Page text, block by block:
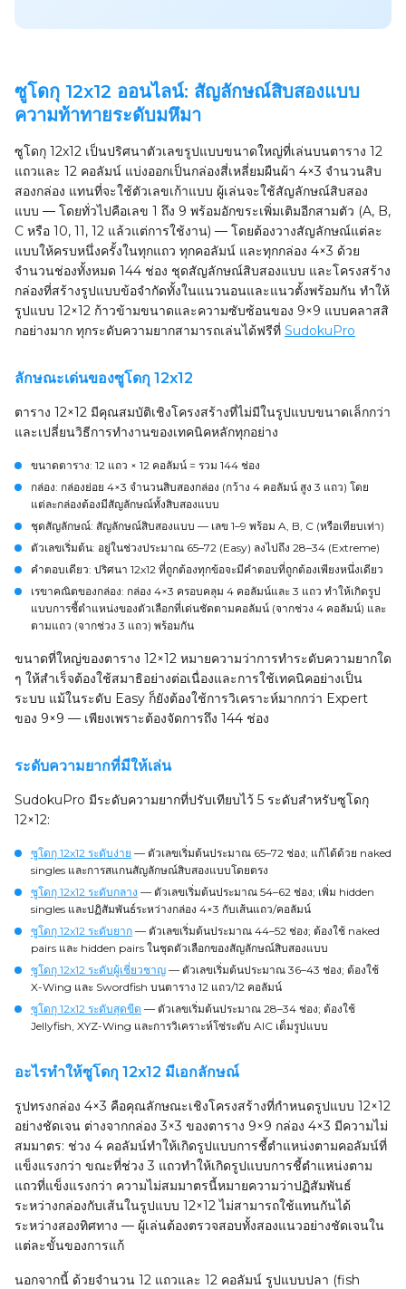
ซูโดกุ 12x12 ออนไลน์: สัญลักษณ์สิบสองแบบ
ความท้าทายระดับมหึมา
ซูโดกุ 12x12 เป็นปริศนาตัวเลขรูปแบบขนาดใหญ่ที่เล่นบนตาราง 12
แถวและ 12 คอลัมน์ แบ่งออกเป็นกล่องสี่เหลี่ยมผืนผ้า 4×3 จำนวนสิบ
สองกล่อง แทนที่จะใช้ตัวเลขเก้าแบบ ผู้เล่นจะใช้สัญลักษณ์สิบสอง
แบบ — โดยทั่วไปคือเลข 1 ถึง 9 พร้อมอักขระเพิ่มเติมอีกสามตัว (A, B,
C หรือ 10, 11, 12 แล้วแต่การใช้งาน) — โดยต้องวางสัญลักษณ์แต่ละ
แบบให้ครบหนึ่งครั้งในทุกแถว ทุกคอลัมน์ และทุกกล่อง 4×3 ด้วย
จำนวนช่องทั้งหมด 144 ช่อง ชุดสัญลักษณ์สิบสองแบบ และโครงสร้าง
กล่องที่สร้างรูปแบบข้อจำกัดทั้งในแนวนอนและแนวตั้งพร้อมกัน ทำให้
รูปแบบ 12×12 ก้าวข้ามขนาดและความซับซ้อนของ 9×9 แบบคลาสสิ
กอย่างมาก ทุกระดับความยากสามารถเล่นได้ฟรีที่ SudokuPro
ลักษณะเด่นของซูโดกุ 12x12
ตาราง 12×12 มีคุณสมบัติเชิงโครงสร้างที่ไม่มีในรูปแบบขนาดเล็กกว่า
และเปลี่ยนวิธีการทำงานของเทคนิคหลักทุกอย่าง
ขนาดตาราง: 12 แถว × 12 คอลัมน์ = รวม 144 ช่อง
กล่อง: กล่องย่อย 4×3 จำนวนสิบสองกล่อง (กว้าง 4 คอลัมน์ สูง 3 แถว) โดย
แต่ละกล่องต้องมีสัญลักษณ์ทั้งสิบสองแบบ
ชุดสัญลักษณ์: สัญลักษณ์สิบสองแบบ — เลข 1–9 พร้อม A, B, C (หรือเทียบเท่า)
ตัวเลขเริ่มต้น: อยู่ในช่วงประมาณ 65–72 (Easy) ลงไปถึง 28–34 (Extreme)
คำตอบเดียว: ปริศนา 12x12 ที่ถูกต้องทุกข้อจะมีคำตอบที่ถูกต้องเพียงหนึ่งเดียว
เรขาคณิตของกล่อง: กล่อง 4×3 ครอบคลุม 4 คอลัมน์และ 3 แถว ทำให้เกิดรูป
แบบการชี้ตำแหน่งของตัวเลือกที่เด่นชัดตามคอลัมน์ (จากช่วง 4 คอลัมน์) และ
ตามแถว (จากช่วง 3 แถว) พร้อมกัน
ขนาดที่ใหญ่ของตาราง 12×12 หมายความว่าการทำระดับความยากใด
ๆ ให้สำเร็จต้องใช้สมาธิอย่างต่อเนื่องและการใช้เทคนิคอย่างเป็น
ระบบ แม้ในระดับ Easy ก็ยังต้องใช้การวิเคราะห์มากกว่า Expert
ของ 9×9 — เพียงเพราะต้องจัดการถึง 144 ช่อง
ระดับความยากที่มีให้เล่น
SudokuPro มีระดับความยากที่ปรับเทียบไว้ 5 ระดับสำหรับซูโดกุ
12×12:
ซูโดกุ 12x12 ระดับง่าย — ตัวเลขเริ่มต้นประมาณ 65–72 ช่อง; แก้ได้ด้วย naked
singles และการสแกนสัญลักษณ์สิบสองแบบโดยตรง
ซูโดกุ 12x12 ระดับกลาง — ตัวเลขเริ่มต้นประมาณ 54–62 ช่อง; เพิ่ม hidden
singles และปฏิสัมพันธ์ระหว่างกล่อง 4×3 กับเส้นแถว/คอลัมน์
ซูโดกุ 12x12 ระดับยาก — ตัวเลขเริ่มต้นประมาณ 44–52 ช่อง; ต้องใช้ naked
pairs และ hidden pairs ในชุดตัวเลือกของสัญลักษณ์สิบสองแบบ
ซูโดกุ 12x12 ระดับผู้เชี่ยวชาญ — ตัวเลขเริ่มต้นประมาณ 36–43 ช่อง; ต้องใช้
X-Wing และ Swordfish บนตาราง 12 แถว/12 คอลัมน์
ซูโดกุ 12x12 ระดับสุดขีด — ตัวเลขเริ่มต้นประมาณ 28–34 ช่อง; ต้องใช้
Jellyfish, XYZ-Wing และการวิเคราะห์โซ่ระดับ AIC เต็มรูปแบบ
อะไรทำให้ซูโดกุ 12x12 มีเอกลักษณ์
รูปทรงกล่อง 4×3 คือคุณลักษณะเชิงโครงสร้างที่กำหนดรูปแบบ 12×12
อย่างชัดเจน ต่างจากกล่อง 3×3 ของตาราง 9×9 กล่อง 4×3 มีความไม่
สมมาตร: ช่วง 4 คอลัมน์ทำให้เกิดรูปแบบการชี้ตำแหน่งตามคอลัมน์ที่
แข็งแรงกว่า ขณะที่ช่วง 3 แถวทำให้เกิดรูปแบบการชี้ตำแหน่งตาม
แถวที่แข็งแรงกว่า ความไม่สมมาตรนี้หมายความว่าปฏิสัมพันธ์
ระหว่างกล่องกับเส้นในรูปแบบ 12×12 ไม่สามารถใช้แทนกันได้
ระหว่างสองทิศทาง — ผู้เล่นต้องตรวจสอบทั้งสองแนวอย่างชัดเจนใน
แต่ละขั้นของการแก้
นอกจากนี้ ด้วยจำนวน 12 แถวและ 12 คอลัมน์ รูปแบบปลา (fish